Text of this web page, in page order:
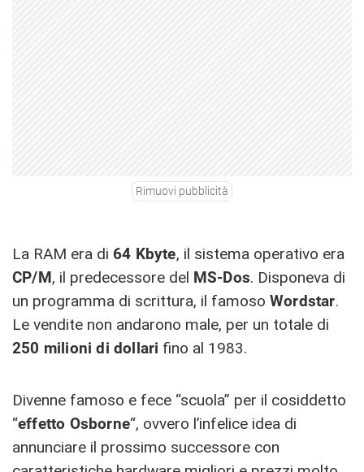
Rimuovi pubblicità
La RAM era di 64 Kbyte, il sistema operativo era
CP/M, il predecessore del MS-Dos. Disponeva di
un programma di scrittura, il famoso Wordstar.
Le vendite non andarono male, per un totale di
250 milioni di dollari fino al 1983.
Divenne famoso e fece “scuola” per il cosiddetto
“effetto Osborne“, ovvero l’infelice idea di
annunciare il prossimo successore con